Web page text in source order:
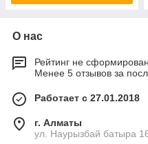
О нас
Рейтинг не сформирован
Менее 5 отзывов за
Работает с 27.01.2018
г. Алматы
ул. Наурызбай батыра